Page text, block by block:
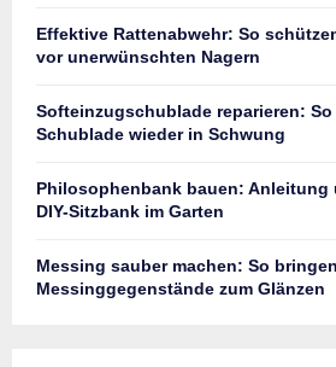
Effektive Rattenabwehr: So
vor unerwünschten Nagern
Softeinzugschublade reparieren:
Schublade wieder in Schwung
Philosophenbank bauen: Anleitung
DIY-Sitzbank im Garten
Messing sauber machen: So
Messinggegenstände zum Glänzen